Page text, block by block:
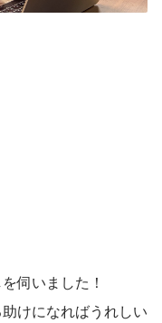
伺いました！
けになればうれしい